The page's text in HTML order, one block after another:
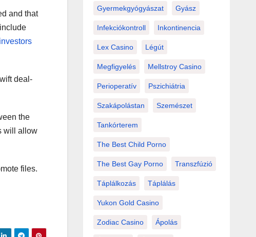
and that
deal-
the
will allow
files.
Gyermekgyógyászat Gyász
Infekciókontroll Inkontinencia
Lex Casino Légút
Megfigyelés Mellstroy Casino
Perioperatív Pszichiátria
Szakápolástan Szemészet
Tankórterem
The Best Child Porno
The Best Gay Porno Transzfúzió
Táplálkozás Táplálás
Yukon Gold Casino
Zodiac Casino Ápolás